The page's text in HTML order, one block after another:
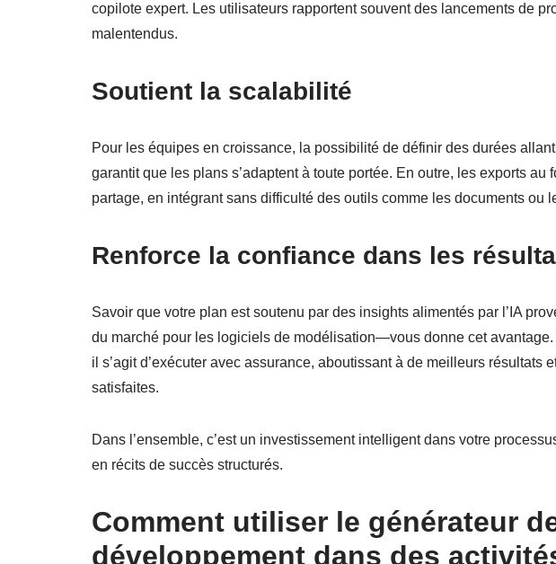
copilote expert. Les utilisateurs rapportent souvent des lancements de
malentendus.
Soutient la scalabilité
Pour les équipes en croissance, la possibilité de définir des durées
garantit que les plans s’adaptent à toute portée. En outre, les exports
partage, en intégrant sans difficulté des outils comme les documents ou
Renforce la confiance dans les
Savoir que votre plan est soutenu par des insights alimentés par l’IA
du marché pour les logiciels de modélisation—vous donne cet avantage.
il s’agit d’exécuter avec assurance, aboutissant à de meilleurs résultats
satisfaites.
Dans l’ensemble, c’est un investissement intelligent dans votre
en récits de succès structurés.
Comment utiliser le générateur
développement dans des